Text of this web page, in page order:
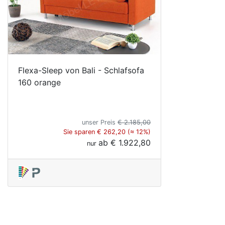
Flexa-Sleep von Bali - Schlafsofa
160 orange
unser Preis € 2.185,00
Sie sparen € 262,20 (≈ 12%)
nur ab € 1.922,80